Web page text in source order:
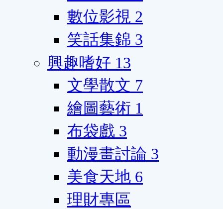
數位影視 2
笑話集錦 3
興趣嗜好 13
文學散文 7
繪圖藝術 1
布袋戲 3
動漫畫討論 3
美食天地 6
理財專區